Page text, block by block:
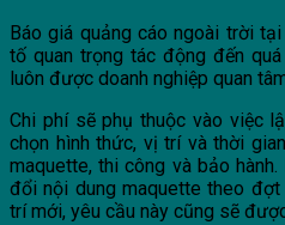
Báo giá quảng cáo ngoài trời
tố quan trọng tác động đến
luôn được doanh nghiệp quan
Chi phí sẽ phụ thuộc vào việc
chọn hình thức, vị trí và thời
maquette, thi công và bảo
đổi nội dung maquette theo
trí mới, yêu cầu này cũng sẽ